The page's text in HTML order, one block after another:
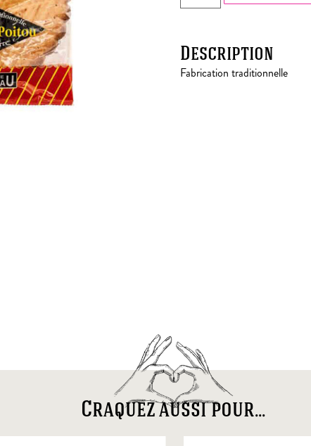
Description
Fabrication traditionnelle
Craquez aussi pour...